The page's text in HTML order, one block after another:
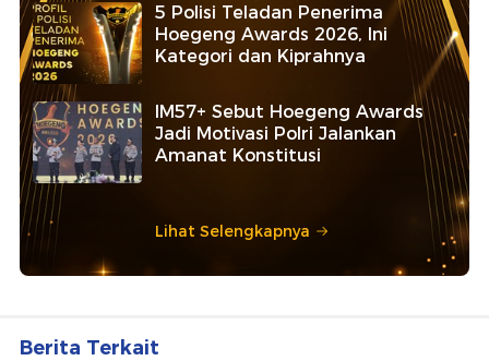
5 Polisi Teladan Penerima
Hoegeng Awards 2026, Ini
Kategori dan Kiprahnya
IM57+ Sebut Hoegeng Awards
Jadi Motivasi Polri Jalankan
Amanat Konstitusi
Lihat Selengkapnya
Berita Terkait